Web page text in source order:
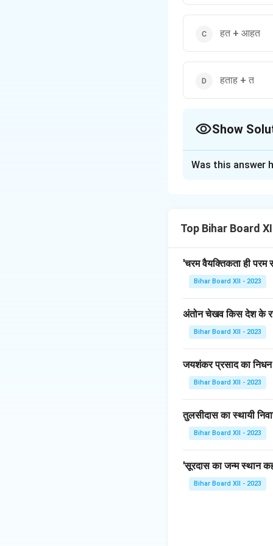
हत + आहत
हताह + त
Show
रूप से समझा जा सके।
व्यक्ति जो युद्ध,
हिंसात्मक घटना के
Download
Was this answer
Top Bihar Board
'चरम वैयक्तिकता ही परम
Bihar Board XII - 2023
अंतोन चेखव किस देश के
Bihar Board XII - 2023
जयशंकर प्रसाद का
Bihar Board XII - 2023
तुलसीदास का स्थायी
Bihar Board XII - 2023
'सूरदास का जन्म स्थान
Bihar Board XII - 2023